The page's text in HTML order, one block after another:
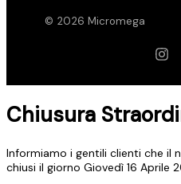
© 2026 Micromega
Chiusura
Informiamo i gentili clienti che il
chiusi il giorno Giovedì 16 Aprile